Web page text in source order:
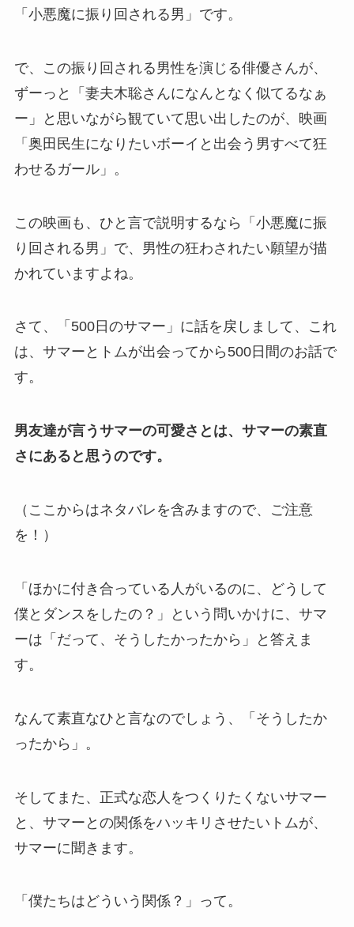
「小悪魔に振り回される男」です。
で、この振り回される男性を演じる俳優さんが、
ずーっと「妻夫木聡さんになんとなく似てるなぁ
ー」と思いながら観ていて思い出したのが、映画
「奥田民生になりたいボーイと出会う男すべて狂
わせるガール」。
この映画も、ひと言で説明するなら「小悪魔に振
り回される男」で、男性の狂わされたい願望が描
かれていますよね。
さて、「500日のサマー」に話を戻しまして、これ
は、サマーとトムが出会ってから500日間のお話で
す。
男友達が言うサマーの可愛さとは、サマーの素直
さにあると思うのです。
（ここからはネタバレを含みますので、ご注意
を！）
「ほかに付き合っている人がいるのに、どうして
僕とダンスをしたの？」という問いかけに、サマ
ーは「だって、そうしたかったから」と答えま
す。
なんて素直なひと言なのでしょう、「そうしたか
ったから」。
そしてまた、正式な恋人をつくりたくないサマー
と、サマーとの関係をハッキリさせたいトムが、
サマーに聞きます。
「僕たちはどういう関係？」って。